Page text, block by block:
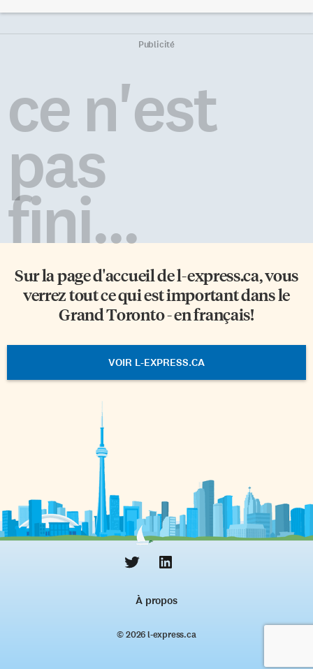
peintre pour son coin de pays.
Les oeuvres de René Gagnon,
son chez-lui, l’inspirent depuis
toujours. L’exposition a mis en
lumière la représentation
particulière que l’artiste fait des
Saguenay et de la […]
responsabilité civile et de
rendre des comptes à un
organisme public doté du
profession de parajuriste est
entrée en vigueur le 1er mai […]
Publicité
ce n'est
pas
fini...
Sur la page d'accueil del-express.ca, vous
verrez tout ce qui est important dans le
Grand Toronto - en français!
VOIR L-EXPRESS.CA
À propos
© 2026 l‑express.ca